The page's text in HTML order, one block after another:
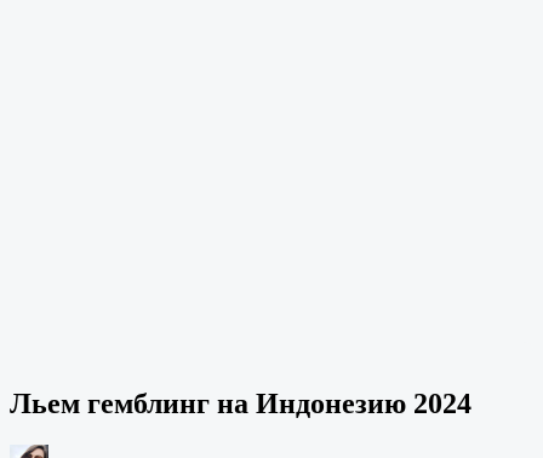
Льем гемблинг на Индонезию 2024